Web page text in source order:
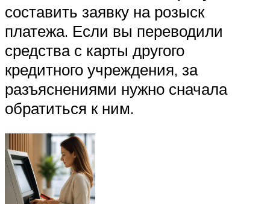
составить заявку на розыск
платежа. Если вы переводили
средства с карты другого
кредитного учреждения, за
разъяснениями нужно сначала
обратиться к ним.